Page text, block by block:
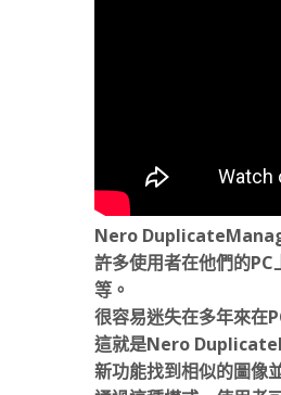
Nero
許多使用者在他們的
等。
很容易迷失在多年來在
這就是Nero
新功能找到相似的圖像